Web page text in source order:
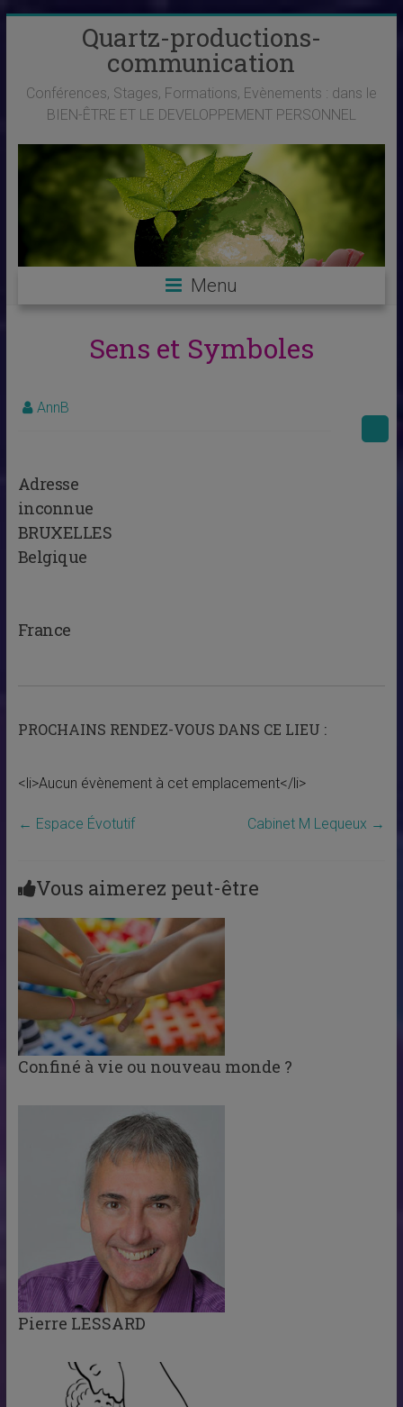
Quartz-productions-
communication
Conférences, Stages, Formations, Evènements : dans le
BIEN-ÊTRE ET LE DEVELOPPEMENT PERSONNEL
Menu
Sens et Symboles
AnnB
Adresse
inconnue
BRUXELLES
Belgique
France
PROCHAINS RENDEZ-VOUS DANS CE LIEU :
<li>Aucun évènement à cet emplacement</li>
← Espace Évotutif Cabinet M Lequeux →
Vous aimerez peut-être
Confiné à vie ou nouveau monde ?
Pierre LESSARD